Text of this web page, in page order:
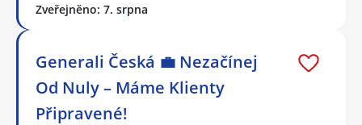
Zveřejněno: 7. srpna
Generali Česká 💼 Nezačínej
Od Nuly – Máme Klienty
Připravené!